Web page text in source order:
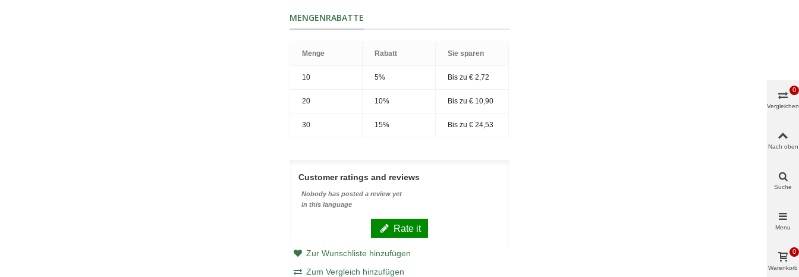
MENGENRABATTE
Menge Rabatt Sie sparen
10 5% Bis zu € 2,72
20 10% Bis zu € 10,90
30 15% Bis zu € 24,53
Customer ratings and reviews
Nobody has posted a review yet
in this language
Rate it
Zur Wunschliste hinzufügen
Zum Vergleich hinzufügen
Vergleichen
0
Nach oben
Suche
Menu
Warenkorb
0